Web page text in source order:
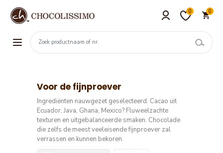
0 0
Voor de fijnproever
Ingrediënten nauwgezet geselecteerd. Cacao uit
Ecuador, Java, Ghana, Mexico? Fluweelzachte
texturen en uitgebalanceerde smaken. Chocolade
die zelfs de meest veeleisende fijnproever zal
verrassen en kunnen bekoren.